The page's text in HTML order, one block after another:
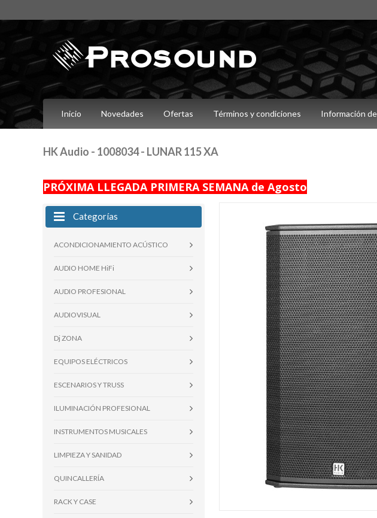
Inicio Novedades Ofertas Términos y condiciones Información
HK Audio - 1008034 - LUNAR 115 XA
PRÓXIMA LLEGADA PRIMERA SEMANA de Agosto
Categorías
ACONDICIONAMIENTO ACÚSTICO
AUDIO HOME HiFi
AUDIO PROFESIONAL
AUDIOVISUAL
Dj ZONA
EQUIPOS ELÉCTRICOS
ESCENARIOS Y TRUSS
ILUMINACIÓN PROFESIONAL
INSTRUMENTOS MUSICALES
LIMPIEZA Y SANIDAD
QUINCALLERÍA
RACK Y CASE